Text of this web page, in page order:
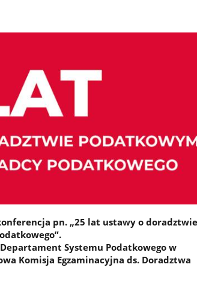
pn. „25 lat ustawy o doradztwie
Systemu Podatkowego w
Komisja Egzaminacyjna ds. Doradztwa